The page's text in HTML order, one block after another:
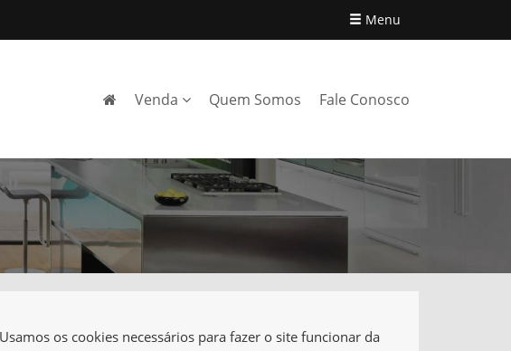
Menu
Venda Quem Somos Fale Conosco
os cookies necessários para fazer o site funcionar da